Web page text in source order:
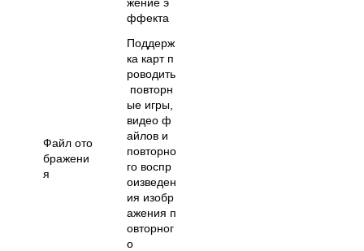
ффекта
Файл ото
бражени
я
Поддерж
ка карт п
роводить
повторн
ые игры,
видео ф
айлов и
повторно
го воспр
оизведен
ия изобр
ажения п
овторног
о